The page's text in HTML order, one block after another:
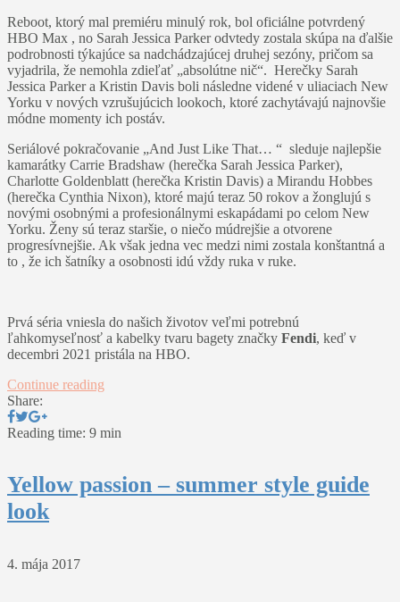
Reboot, ktorý mal premiéru minulý rok, bol oficiálne potvrdený
HBO Max , no Sarah Jessica Parker odvtedy zostala skúpa na ďalšie
podrobnosti týkajúce sa nadchádzajúcej druhej sezóny, pričom sa
vyjadrila, že nemohla zdieľať „absolútne nič“. Herečky Sarah
Jessica Parker a Kristin Davis boli následne videné v uliaciach New
Yorku v nových vzrušujúcich lookoch, ktoré zachytávajú najnovšie
módne momenty ich postáv.
Seriálové pokračovanie „And Just Like That… “ sleduje najlepšie
kamarátky Carrie Bradshaw (herečka Sarah Jessica Parker),
Charlotte Goldenblatt (herečka Kristin Davis) a Mirandu Hobbes
(herečka Cynthia Nixon), ktoré majú teraz 50 rokov a žonglujú s
novými osobnými a profesionálnymi eskapádami po celom New
Yorku. Ženy sú teraz staršie, o niečo múdrejšie a otvorene
progresívnejšie. Ak však jedna vec medzi nimi zostala konštantná a
to , že ich šatníky a osobnosti idú vždy ruka v ruke.
Prvá séria vniesla do našich životov veľmi potrebnú
ľahkomyseľnosť a kabelky tvaru bagety značky Fendi, keď v
decembri 2021 pristála na HBO.
Continue reading
Share:
Reading time: 9 min
Yellow passion – summer style guide
look
4. mája 2017